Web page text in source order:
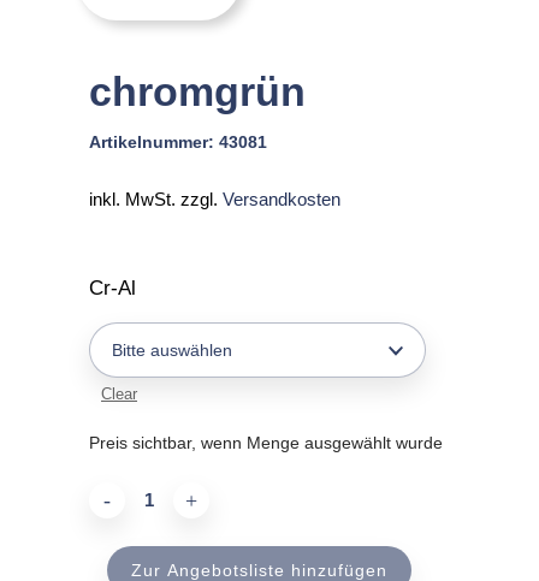
chromgrün
Artikelnummer: 43081
inkl. MwSt. zzgl. Versandkosten
Cr-Al
Clear
Preis sichtbar, wenn Menge ausgewählt wurde
quantityZur Angebotsliste hinzufügen